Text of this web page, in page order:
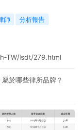
師 分析報告
TW/lsdt/279.html
於哪些律所品牌？